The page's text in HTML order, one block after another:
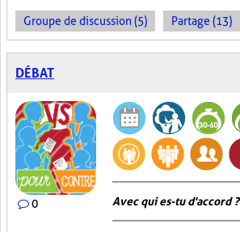
Groupe de discussion (5) Partage (13)
DÉBAT
0 Avec qui es-tu d'accord ?